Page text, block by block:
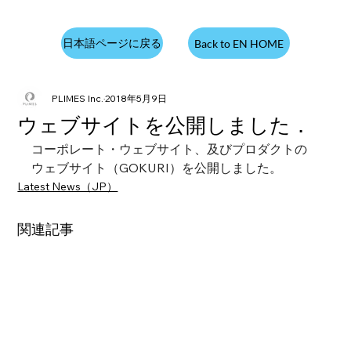
日本語ページに戻る Back to EN HOME
ウェブサイトを公開しました．
PLIMES Inc.2018年5月9日
コーポレート・ウェブサイト、及びプロダクトの
ウェブサイト（GOKURI）を公開しました。
Latest News（JP）
関連記事